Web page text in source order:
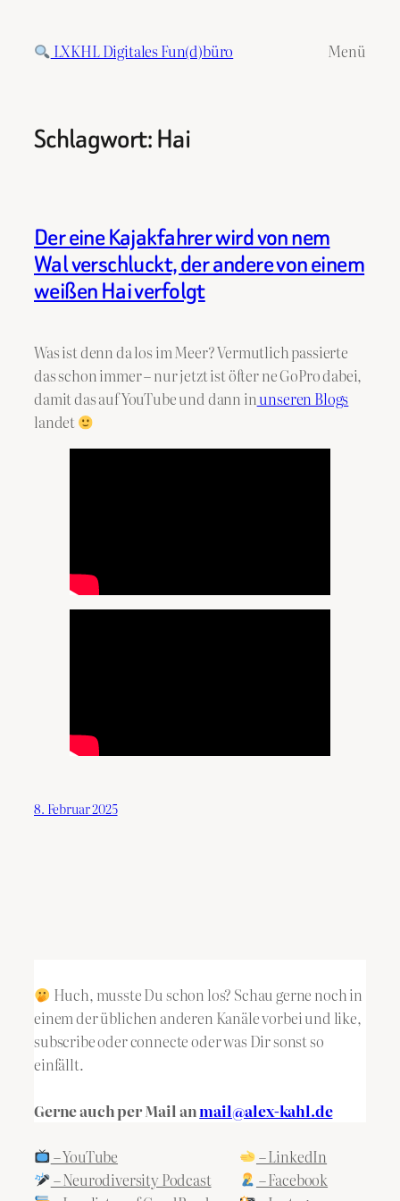
Inhalt
springen
LXKHL Digitales Fun(d)büro Menü
Schlagwort:Hai
Der eine Kajakfahrer wird von nem
Wal verschluckt, der andere von einem
weißen Hai verfolgt
Was ist denn da los im Meer? Vermutlich passierte
das schon immer – nur jetzt ist öfter ne GoPro dabei,
damit das auf YouTube und dann inunseren Blogs
landet
8. Februar 2025
Huch, musste Du schon los? Schau gerne noch in
einem der üblichen anderen Kanäle vorbei und like,
subscribe oder connecte oder was Dir sonst so
einfällt.
Gerne auch per Mail anmail@alex-kahl.de
– YouTube
– Neurodiversity Podcast
– LinkedIn
– Facebook